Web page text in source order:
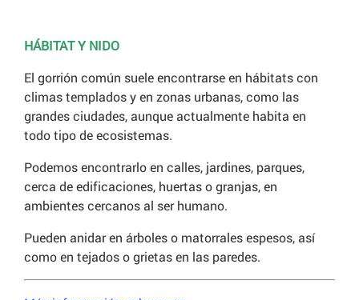
HÁBITAT Y NIDO
El gorrión común suele encontrarse en hábitats con
climas templados y en zonas urbanas, como las
grandes ciudades, aunque actualmente habita en
todo tipo de ecosistemas.
Podemos encontrarlo en calles, jardines, parques,
cerca de edificaciones, huertas o granjas, en
ambientes cercanos al ser humano.
Pueden anidar en árboles o matorrales espesos, así
como en tejados o grietas en las paredes.